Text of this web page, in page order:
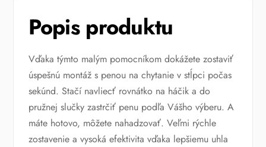
Popis produktu
Vďaka týmto malým pomocníkom dokážete zostaviť
úspešnú montáž s penou na chytanie v stĺpci počas
sekúnd. Stačí navliecť rovnátko na háčik a do
pružnej slučky zastrčiť penu podľa Vášho výberu. A
máte hotovo, môžete nahadzovať. Veľmi rýchle
zostavenie a vysoká efektivita vďaka lepšiemu uhla